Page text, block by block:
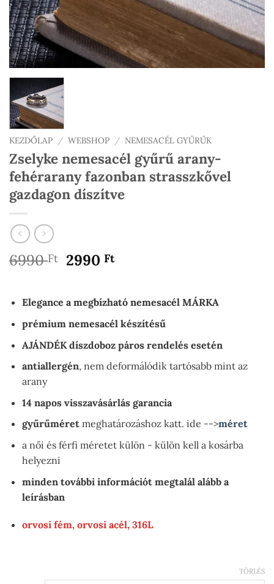
KEZDŐLAP / WEBSHOP / NEMESACÉL GYŰRŰK
Zselyke nemesacél gyűrű arany-
fehérarany fazonban strasszkővel
gazdagon díszítve
6990Ft Original
6990 Ft.
2990 FtCurrent
2990 Ft.
Elegance a megbízható nemesacél MÁRKA
prémium nemesacél készítésű
AJÁNDÉK díszdoboz páros rendelés esetén
antiallergén, nem deformálódik tartósabb mint az
arany
14 napos visszavásárlás garancia
gyűrűméretmeghatározáshoz katt. ide -->méret
a női és férfi méretet külön - külön kell a kosárba
helyezni
minden további információt megtalál alább a
leírásban
orvosi fém, orvosi acél, 316L
TÖRLÉS